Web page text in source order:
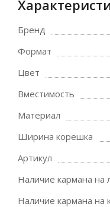
Бренд
Формат
Цвет
Вместимость
Материал
Ширина корешка
Артикул
Наличие кармана на
Наличие кармана на